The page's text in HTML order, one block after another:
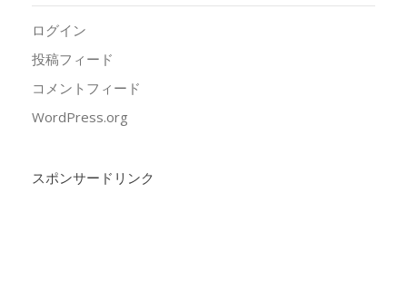
ログイン
投稿フィード
コメントフィード
WordPress.org
スポンサードリンク